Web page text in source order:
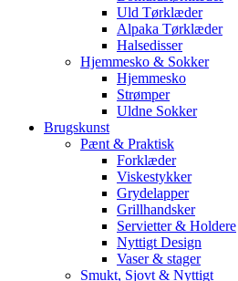
Uld Tørklæder
Alpaka Tørklæder
Halsedisser
Hjemmesko & Sokker
Hjemmesko
Strømper
Uldne Sokker
Brugskunst
Pænt & Praktisk
Forklæder
Viskestykker
Grydelapper
Grillhandsker
Servietter & Holdere
Nyttigt Design
Vaser & stager
Smukt, Sjovt & Nyttigt